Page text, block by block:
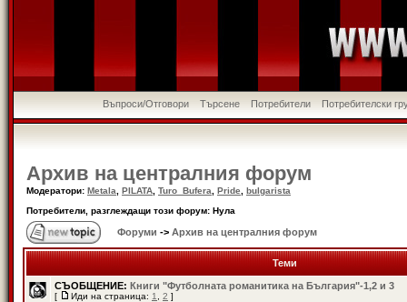
Въпроси/Отговори Търсене Потребители Потребителски
Архив на централния форум
Модератори: Metala PILATA Turo_Bufera Pride
bulgarista
Потребители, разглеждащи този форум: Нула
Форуми -> Архив на централния форум
Теми
СЪОБЩЕНИЕ: Книги "Футболната романитика на България"-1,2 и 3
[ Иди на страница: 1 2 ]